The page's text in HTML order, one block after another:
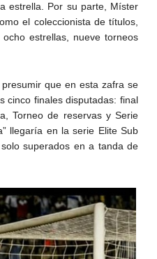
estrella. Por su parte, Míster
el coleccionista de títulos,
estrellas, nueve torneos
que en esta zafra se
cinco finales disputadas: final
Torneo de reservas y Serie
llegaría en la serie Elite Sub
superados en a tanda de